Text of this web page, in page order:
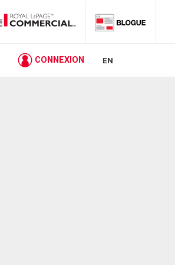
CONNEXION EN